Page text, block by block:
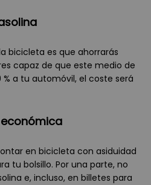
bicicleta es que ahorrarás
capaz de que este medio de
a tu automóvil, el coste será
en bicicleta con asiduidad
tu bolsillo. Por una parte, no
e, incluso, en billetes para